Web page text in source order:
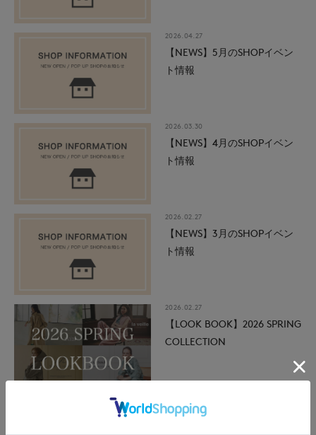
2026.04.27
【NEWS】5月のSHOPイベン
ト情報
2026.03.30
【NEWS】4月のSHOPイベン
ト情報
2026.02.27
【NEWS】3月のSHOPイベン
ト情報
2026.02.27
【LOOK BOOK】2026 SPRING
COLLECTION
【NEWS】2月のSHOPイベン
ト情報